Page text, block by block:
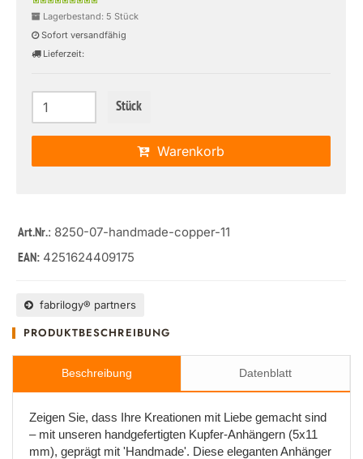
Lagerbestand: 5 Stück
Sofort versandfähig
Lieferzeit:
Stück
Warenkorb
Art.Nr.: 8250-07-handmade-copper-11
EAN: 4251624409175
fabrilogy® partners
PRODUKTBESCHREIBUNG
Beschreibung Datenblatt
Zeigen Sie, dass Ihre Kreationen mit Liebe gemacht sind
– mit unseren handgefertigten Kupfer-Anhängern (5x11
mm), geprägt mit 'Handmade'. Diese eleganten Anhänger